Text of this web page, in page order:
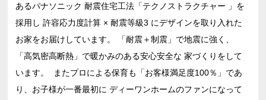
あるパナソニック 耐震住宅工法「テクノストラクチャー 」を
採用し 許容応力度計算 × 耐震等級3 にデザインを取り入れた
お家をお届けしています。 「耐震＋制震」で地震に強く、
「高気密高断熱」で暖かみのある安心安全な 家づくりをして
います。 ⁣ またプロによる保育も「お客様満足度100％」であ
り、お子様が一番最初に ディーワンホームのファンになって